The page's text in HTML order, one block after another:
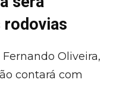
rodovias
Oliveira,
contará com